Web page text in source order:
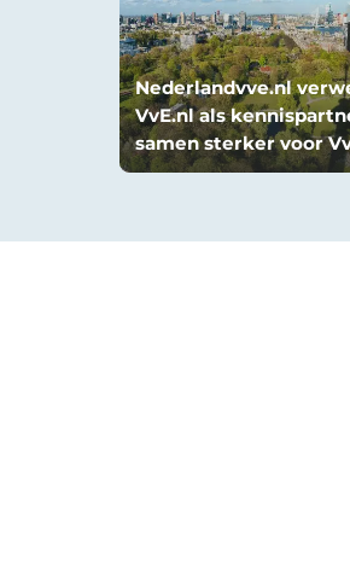
Nederlandvve.nl
VvE.nl als
samen sterker voor